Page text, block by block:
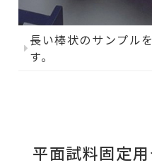
長い棒状のサンプル
す。
平面試料固定